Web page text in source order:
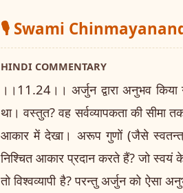
🎙️ Swami
HINDI COMMENTARY
।।11.24।। अर्जुन द्वारा अनुभव
था। वस्तुत? वह सर्वव्यापकता की
आकार में देखा। अरूप गुणों (जैसे
निश्चित आकार प्रदान करते हैं? जो स्वयं के
तो विश्वव्यापी है? परन्तु अर्जुन को